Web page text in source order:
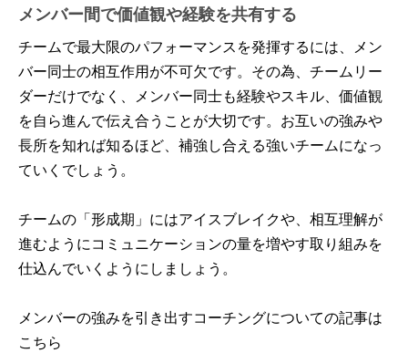
メンバー間で価値観や経験を共有する
チームで最大限のパフォーマンスを発揮するには、メン
バー同士の相互作用が不可欠です。その為、チームリー
ダーだけでなく、メンバー同士も経験やスキル、価値観
を自ら進んで伝え合うことが大切です。お互いの強みや
長所を知れば知るほど、補強し合える強いチームになっ
ていくでしょう。
チームの「形成期」にはアイスブレイクや、相互理解が
進むようにコミュニケーションの量を増やす取り組みを
仕込んでいくようにしましょう。
メンバーの強みを引き出すコーチングについての記事は
こちら